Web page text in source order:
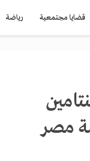
قضايا مجتمعية رياضة
مصر